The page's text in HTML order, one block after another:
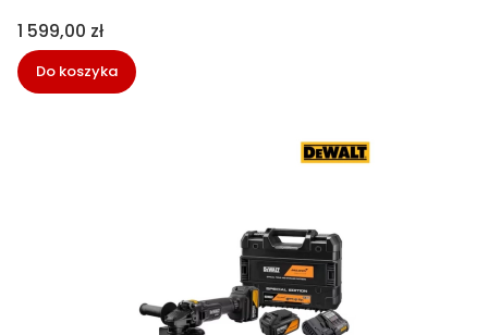
Cena
1 599,00 zł
Do koszyka